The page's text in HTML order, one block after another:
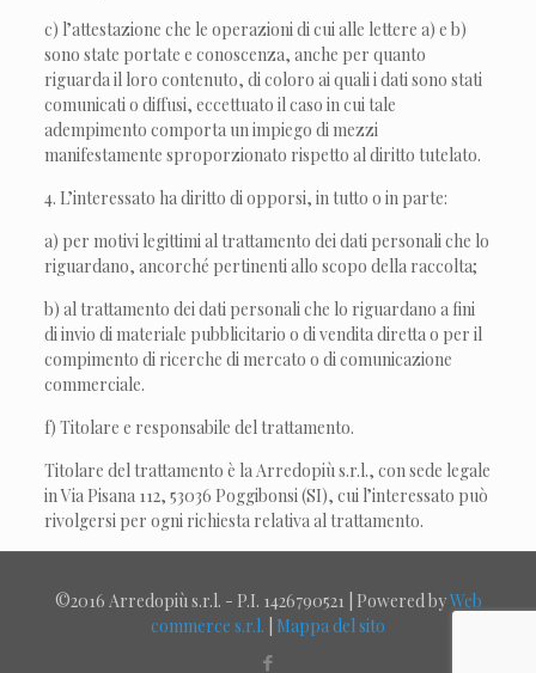
c) l’attestazione che le operazioni di cui alle lettere a) e b)
sono state portate e conoscenza, anche per quanto
riguarda il loro contenuto, di coloro ai quali i dati sono stati
comunicati o diffusi, eccettuato il caso in cui tale
adempimento comporta un impiego di mezzi
manifestamente sproporzionato rispetto al diritto tutelato.
4. L’interessato ha diritto di opporsi, in tutto o in parte:
a) per motivi legittimi al trattamento dei dati personali che lo
riguardano, ancorché pertinenti allo scopo della raccolta;
b) al trattamento dei dati personali che lo riguardano a fini
di invio di materiale pubblicitario o di vendita diretta o per il
compimento di ricerche di mercato o di comunicazione
commerciale.
f) Titolare e responsabile del trattamento.
Titolare del trattamento è la Arredopiù s.r.l., con sede legale
in Via Pisana 112, 53036 Poggibonsi (SI), cui l’interessato può
rivolgersi per ogni richiesta relativa al trattamento.
©2016 Arredopiù s.r.l. - P.I. 1426790521 | Powered byWeb
commerce s.r.l.
Mappa del sito